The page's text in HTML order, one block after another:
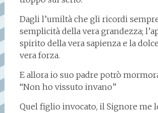
Dagli l’umiltà che gli ricordi
semplicità della vera grandezza;
spirito della vera sapienza e la
vera forza.
E allora io suo padre potrò
“Non ho vissuto invano”
Quel figlio invocato, il Signore me